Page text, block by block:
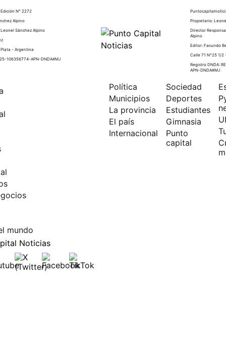
N° 2272
Alpino
Sánchez Alpino
- Argentina
106356774-APN-DNDA#MJ
mundo
Propietario:
Director
Alpino
Editor: Facundo
Calle 71 N°25 1/
Registro DNDA:
APN-DNDA#MJ
Política
Municipios
La provincia
El país
Internacional
Sociedad
Deportes
Estudiantes
Gimnasia
Punto
capital